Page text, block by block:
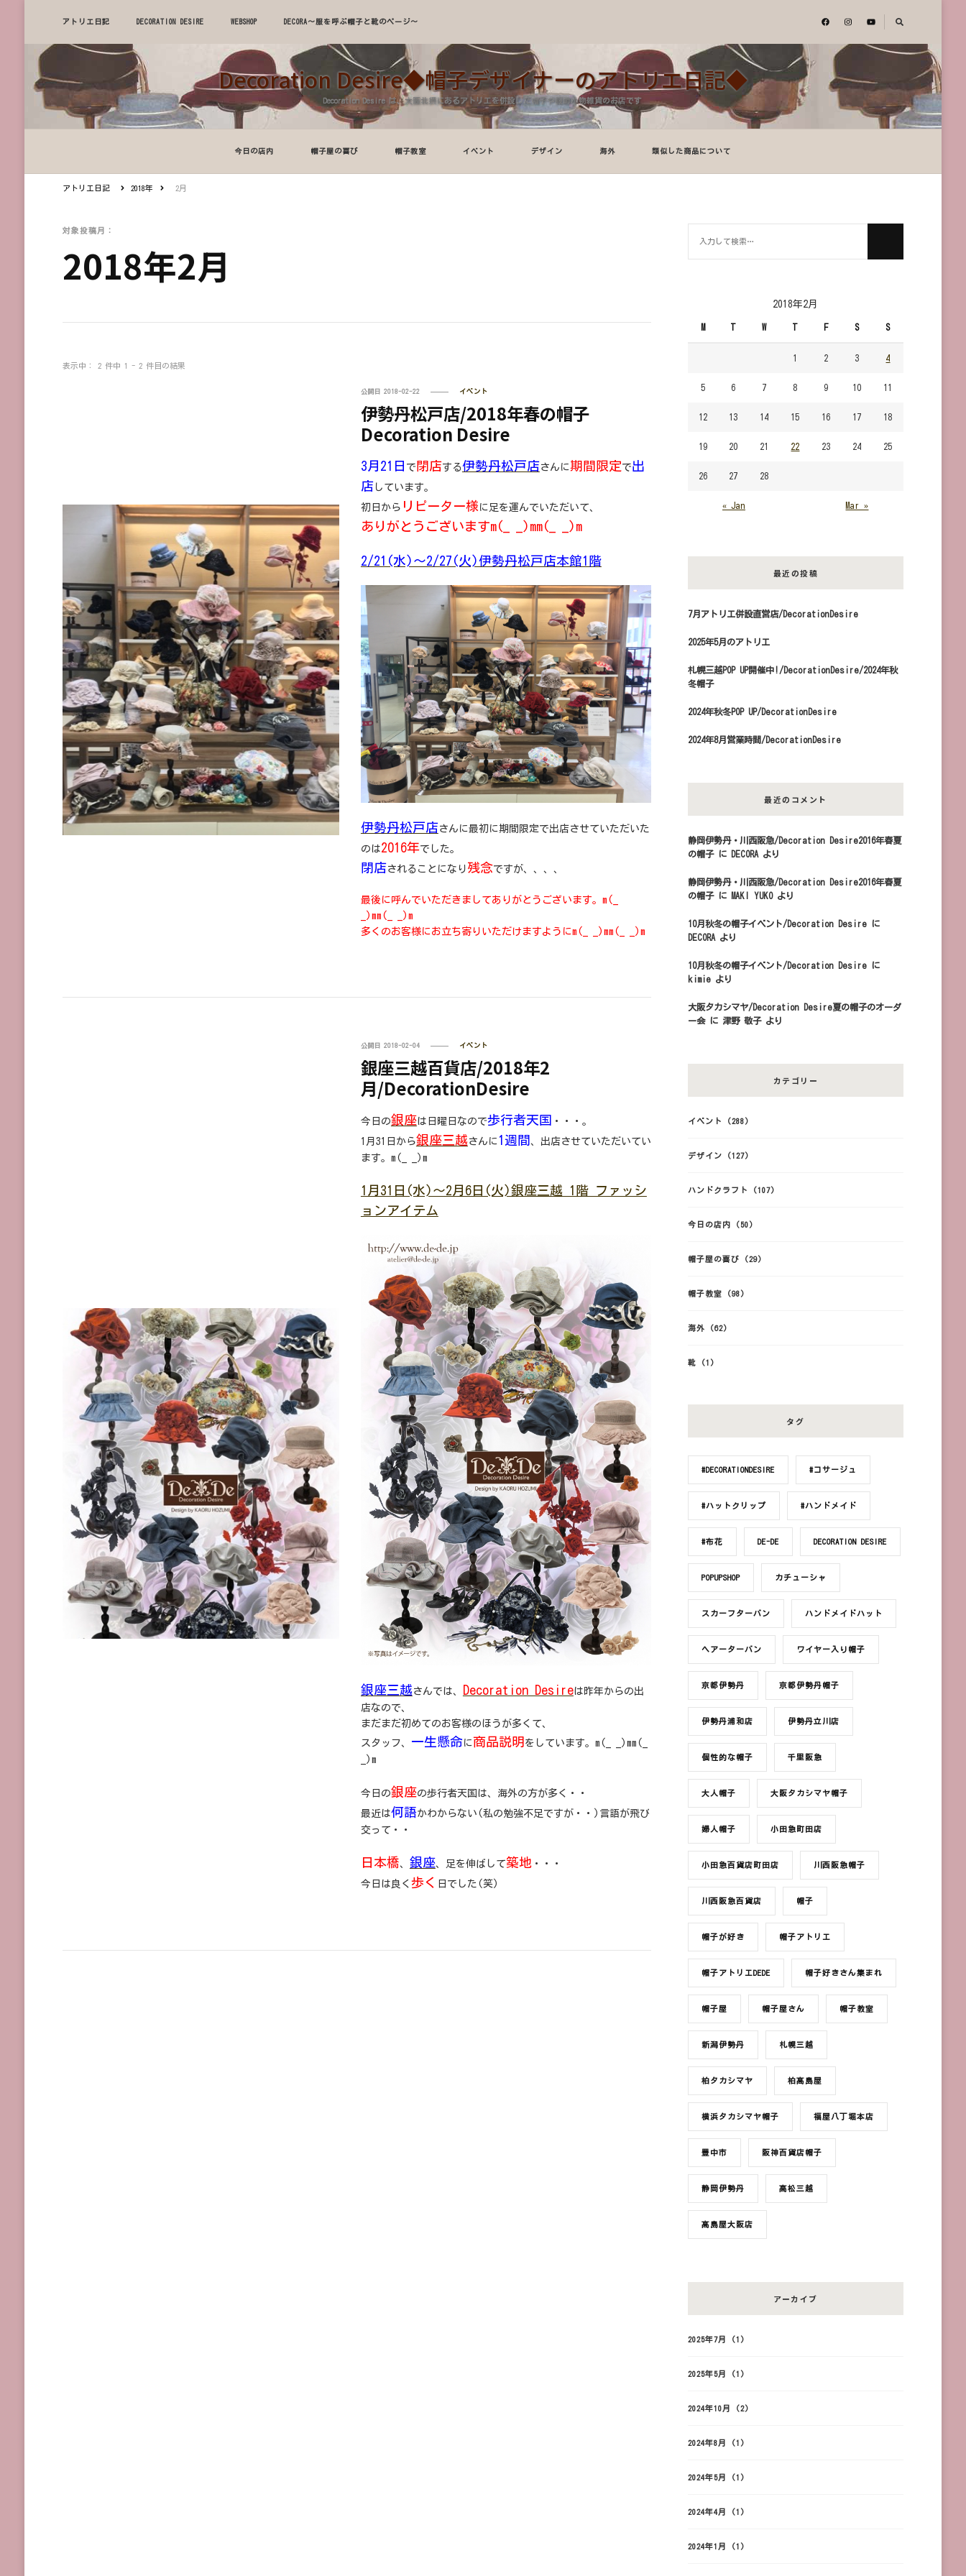
アトリエ日記 DECORATION DESIRE WEBSHOP DECORA～服を呼ぶ帽子と靴のページ～
Decoration Desire◆帽子デザイナーのアトリエ日記◆
Decoration Desire は、大阪北摂にあるアトリエを併設した帽子や服飾小物雑貨のお店です
今日の店内 帽子屋の喜び 帽子教室 イベント デザイン 海外 類似した商品について
アトリエ日記 2018年 2月
対象投稿月：
2018年2月
表示中： 2 件中 1 - 2 件目の結果
公開日 2018-02-22 イベント
伊勢丹松戸店/2018年春の帽子
Decoration Desire
3月21日 で 閉店する伊勢丹松戸店さんに期間限定で出
店 しています。
初日から リピーター様 に足を運んでいただいて、
ありがとうございますm(_ _)mm(_ _)m
2/21(水)～2/27(火)伊勢丹松戸店本館1階
伊勢丹松戸店さんに最初に期間限定で出店させていただいた
のは2016年でした。
閉店されることになり 残念ですが、、、、
最後に呼んでいただきましてありがとうございます。m(_
_)mm(_ _)m
多くのお客様にお立ち寄りいただけますようにm(_ _)mm(_ _)m
公開日 2018-02-04 イベント
銀座三越百貨店/2018年2
月/DecorationDesire
今日の銀座は日曜日なので歩行者天国 ・・・。
1月31日から銀座三越 さんに 1週間 、出店させていただいてい
ます。m(_ _)m
1月31日(水)～2月6日(火)銀座三越 1階 ファッシ
ョンアイテム
銀座三越 さんでは、 Decoration Desireは昨年からの出
店なので、
まだまだ初めてのお客様のほうが多くて、
スタッフ、 一生懸命に商品説明 をしています。m(_ _)mm(_
_)m
今日の銀座の歩行者天国は、海外の方が多く・・
最近は何語かわからない(私の勉強不足ですが・・)言語が飛び
交って・・
日本橋、 銀座、足を伸ばして築地 ・・・
今日は良く 歩く 日でした(笑)
2018年2月
M T W T F S S
« Jan Mar »
1 2 3 4
5 6 7 8 9 10 11
12 13 14 15 16 17 18
19 20 21 22 23 24 25
26 27 28
最近の投稿
7月アトリエ併設直営店/DecorationDesire
2025年5月のアトリエ
札幌三越POP UP開催中!/DecorationDesire/2024年秋
冬帽子
2024年秋冬POP UP/DecorationDesire
2024年8月営業時間/DecorationDesire
最近のコメント
静岡伊勢丹・川西阪急/Decoration Desire2016年春夏
の帽子に DECORAより
静岡伊勢丹・川西阪急/Decoration Desire2016年春夏
の帽子に MAKI YUKOより
10月秋冬の帽子イベント/Decoration Desireに
DECORAより
10月秋冬の帽子イベント/Decoration Desireに
kimieより
大阪タカシマヤ/Decoration Desire夏の帽子のオーダ
ー会に 津野 敬子より
カテゴリー
イベント (288)
デザイン (127)
ハンドクラフト (107)
今日の店内 (50)
帽子屋の喜び (29)
帽子教室 (98)
海外 (62)
靴 (1)
タグ
#DECORATIONDESIRE #コサージュ
#ハットクリップ #ハンドメイド
#布花 DE-DE DECORATION DESIRE
POPUPSHOP カチューシャ
スカーフターバン ハンドメイドハット
ヘアーターバン ワイヤー入り帽子
京都伊勢丹 京都伊勢丹帽子
伊勢丹浦和店 伊勢丹立川店
個性的な帽子 千里阪急
大人帽子 大阪タカシマヤ帽子
婦人帽子 小田急町田店
小田急百貨店町田店 川西阪急帽子
川西阪急百貨店 帽子
帽子が好き 帽子アトリエ
帽子アトリエDEDE 帽子好きさん集まれ
帽子屋 帽子屋さん 帽子教室
新潟伊勢丹 札幌三越
柏タカシマヤ 柏髙島屋
横浜タカシマヤ帽子 福屋八丁堀本店
豊中市 阪神百貨店帽子
静岡伊勢丹 高松三越
髙島屋大阪店
アーカイブ
2025年7月 (1)
2025年5月 (1)
2024年10月 (2)
2024年8月 (1)
2024年5月 (1)
2024年4月 (1)
2024年1月 (1)